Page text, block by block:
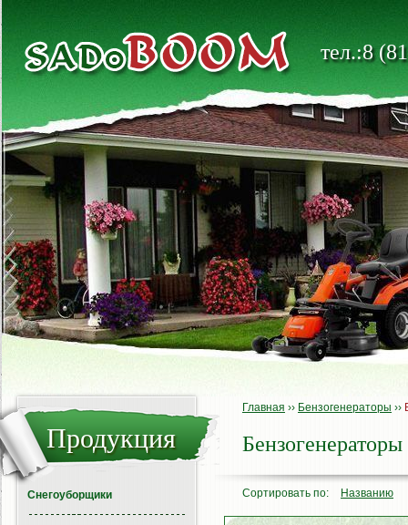
тел.:8
Главная ›› Бензогенераторы ››
Сортировать по: Названию
Продукция
Снегоуборщики